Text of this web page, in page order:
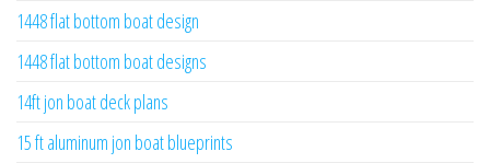
1448 flat bottom boat design
1448 flat bottom boat designs
14ft jon boat deck plans
15 ft aluminum jon boat blueprints